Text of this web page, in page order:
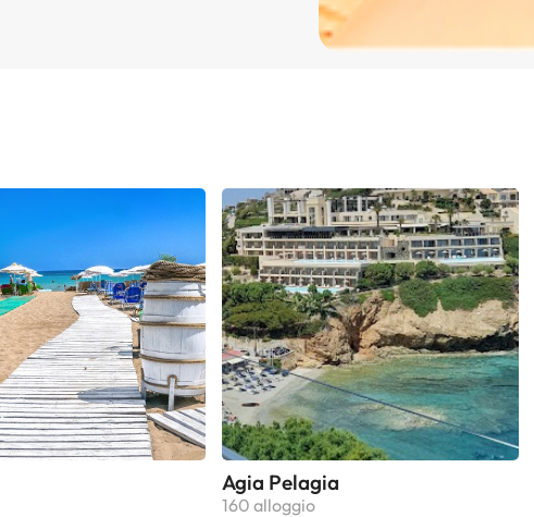
Agia Pelagia
160 alloggio